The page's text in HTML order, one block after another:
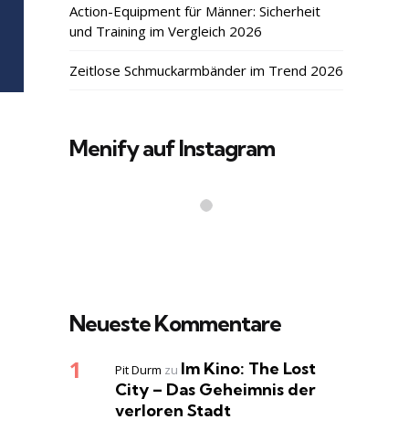
Action-Equipment für Männer: Sicherheit
und Training im Vergleich 2026
Zeitlose Schmuckarmbänder im Trend 2026
Menify auf Instagram
Neueste Kommentare
Pit Durm zu Im Kino: The Lost
City – Das Geheimnis der
verloren Stadt